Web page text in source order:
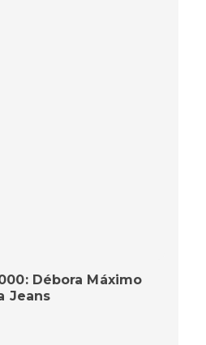
Débora Máximo
Jeans